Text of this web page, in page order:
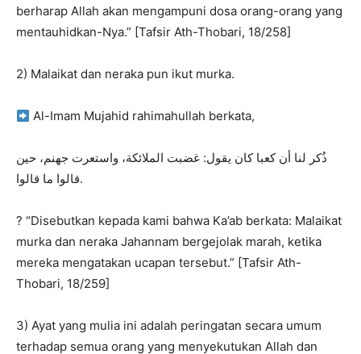
berharap Allah akan mengampuni dosa orang-orang yang
mentauhidkan-Nya.” [Tafsir Ath-Thobari, 18/258]
2) Malaikat dan neraka pun ikut murka.
Al-Imam Mujahid rahimahullah berkata,
ذُكر لنا أن كعبا كان يقول: غضبت الملائكة، واستعرت جهنم، حين
قالوا ما قالوا.
? “Disebutkan kepada kami bahwa Ka’ab berkata: Malaikat
murka dan neraka Jahannam bergejolak marah, ketika
mereka mengatakan ucapan tersebut.” [Tafsir Ath-
Thobari, 18/259]
3) Ayat yang mulia ini adalah peringatan secara umum
terhadap semua orang yang menyekutukan Allah dan